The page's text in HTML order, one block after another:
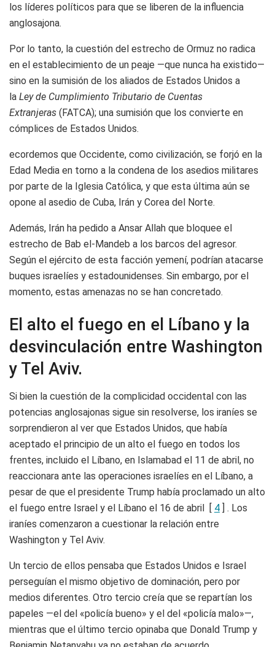
los líderes políticos para que se liberen de la influencia
anglosajona.
Por lo tanto, la cuestión del estrecho de Ormuz no radica
en el establecimiento de un peaje —que nunca ha existido—
sino en la sumisión de los aliados de Estados Unidos a
la Ley de Cumplimiento Tributario de Cuentas
Extranjeras (FATCA); una sumisión que los convierte en
cómplices de Estados Unidos.
ecordemos que Occidente, como civilización, se forjó en la
Edad Media en torno a la condena de los asedios militares
por parte de la Iglesia Católica, y que esta última aún se
opone al asedio de Cuba, Irán y Corea del Norte.
Además, Irán ha pedido a Ansar Allah que bloquee el
estrecho de Bab el-Mandeb a los barcos del agresor.
Según el ejército de esta facción yemení, podrían atacarse
buques israelíes y estadounidenses. Sin embargo, por el
momento, estas amenazas no se han concretado.
El alto el fuego en el Líbano y la
desvinculación entre Washington
y Tel Aviv.
Si bien la cuestión de la complicidad occidental con las
potencias anglosajonas sigue sin resolverse, los iraníes se
sorprendieron al ver que Estados Unidos, que había
aceptado el principio de un alto el fuego en todos los
frentes, incluido el Líbano, en Islamabad el 11 de abril, no
reaccionara ante las operaciones israelíes en el Líbano, a
pesar de que el presidente Trump había proclamado un alto
el fuego entre Israel y el Líbano el 16 de abril [ 4 ] . Los
iraníes comenzaron a cuestionar la relación entre
Washington y Tel Aviv.
Un tercio de ellos pensaba que Estados Unidos e Israel
perseguían el mismo objetivo de dominación, pero por
medios diferentes. Otro tercio creía que se repartían los
papeles —el del «policía bueno» y el del «policía malo»—,
mientras que el último tercio opinaba que Donald Trump y